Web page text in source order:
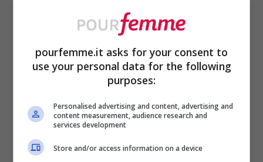
all’idea di perdere il suo ex e il padre della
sua bambina. La figlia di Ridge manterrà il
segreto per un po’ di tempo, salvo poi
condividere la notizia con
Hope:
secondo Steffy, la Logan merita di
sapere la verità sul padre di sua figlia
Beth. Proprio per il bene delle figlie e per
pourfemme.it asks for your consent to
use your personal data for the following
purposes:
Personalised advertising and content, advertising and
content measurement, audience research and
services development
Store and/or access information on a device